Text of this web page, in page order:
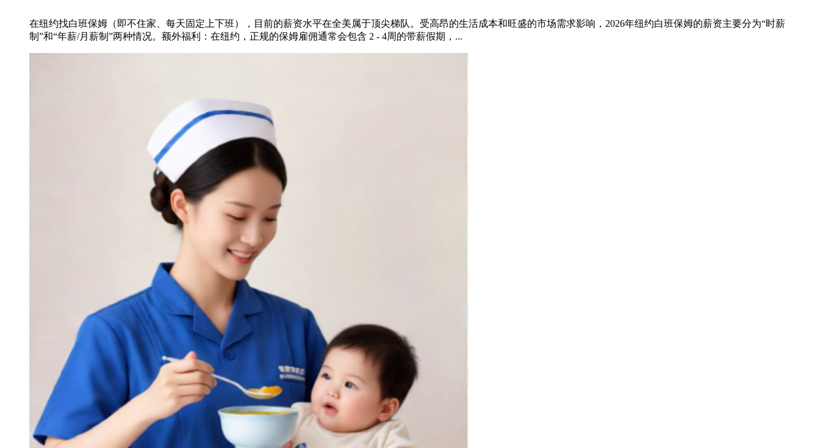
在纽约找白班保姆（即不住家、每天固定上下班），目前的薪资水平在全美属于顶尖梯队。受高昂的生活成本和旺盛的市场需求影响，2026年纽约白班保姆的薪资主要分为“时薪
制”和“年薪/月薪制”两种情况。额外福利：在纽约，正规的保姆雇佣通常会包含 2 - 4周的带薪假期，...